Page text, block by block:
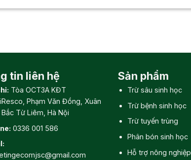
tin liên hệ
Tòa OCT3A KĐT
Phạm Văn Đồng, Xuân
Từ Liêm, Hà Nội
0336 001 586
Sản phẩm
Trừ sâu sinh học
Trừ bệnh sinh học
Trừ tuyến trùng
Phân bón sinh học
Hỗ trợ nông nghiệp